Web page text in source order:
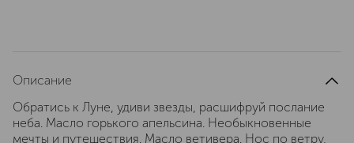
Описание
Обратись к Луне, удиви звезды, расшифруй послание
неба. Масло горького апельсина. Необыкновенные
мечты и путешествия. Масло ветивера. Нос по ветру,